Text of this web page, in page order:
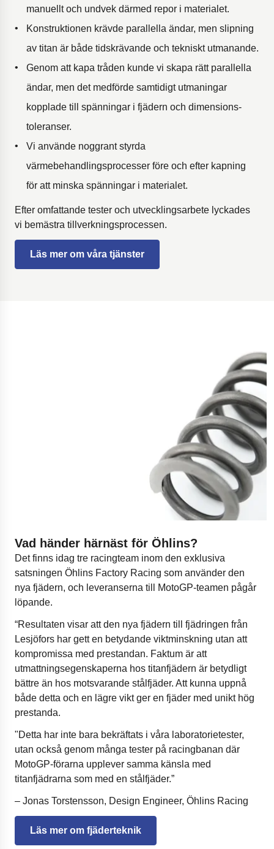
manuellt och undvek därmed repor i materialet.
Konstruktionen krävde parallella ändar, men slipning
av titan är både tidskrävande och tekniskt utmanande.
Genom att kapa tråden kunde vi skapa rätt parallella
ändar, men det medförde samtidigt utmaningar
kopplade till spänningar i fjädern och dimensions­
toleranser.
Vi använde noggrant styrda
värmebehandlingsprocesser före och efter kapning
för att minska spänningar i materialet.
Efter omfattande tester och utvecklingsarbete lyckades
vi bemästra tillverkningsprocessen.
Läs mer om våra tjänster
Vad händer härnäst för Öhlins?
Det finns idag tre racingteam inom den exklusiva
satsningen Öhlins Factory Racing som använder den
nya fjädern, och leveranserna till MotoGP-teamen pågår
löpande.
“Resultaten visar att den nya fjädern till fjädringen från
Lesjöfors har gett en betydande viktminskning utan att
kompromissa med prestandan. Faktum är att
utmattningsegenskaperna hos titan­fjädern är betydligt
bättre än hos motsvarande stålfjäder. Att kunna uppnå
både detta och en lägre vikt ger en fjäder med unikt hög
prestanda.
"Detta har inte bara bekräftats i våra laboratorietester,
utan också genom många tester på racingbanan där
MotoGP-förarna upplever samma känsla med
titanfjädrarna som med en stålfjäder.”
– Jonas Torstensson, Design Engineer, Öhlins Racing
Läs mer om fjäderteknik